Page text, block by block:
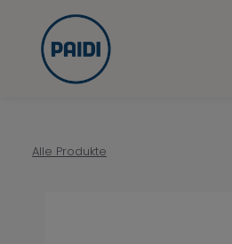
Hauptnavigation springen
Alle Produkte